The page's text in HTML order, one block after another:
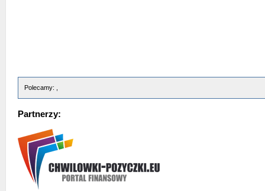
Polecamy: ,
Partnerzy: